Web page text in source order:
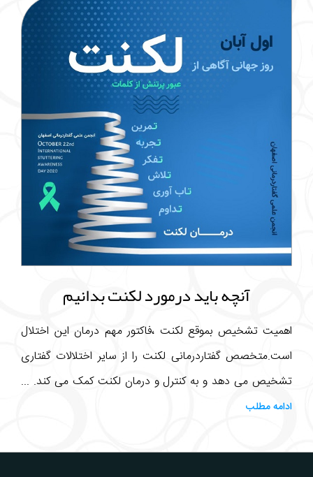
آنچه باید درمورد لکنت بدانیم
اهمیت تشخیص بموقع لکنت ،فاکتور مهم درمان این اختلال
است.متخصص گفتاردرمانی لکنت را از سایر اختلالات گفتاری
تشخیص می دهد و به کنترل و درمان لکنت کمک می کند. ...
ادامه مطلب